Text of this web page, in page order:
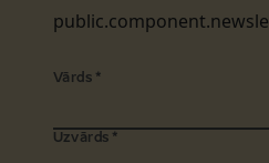
Vārds *
Uzvārds *